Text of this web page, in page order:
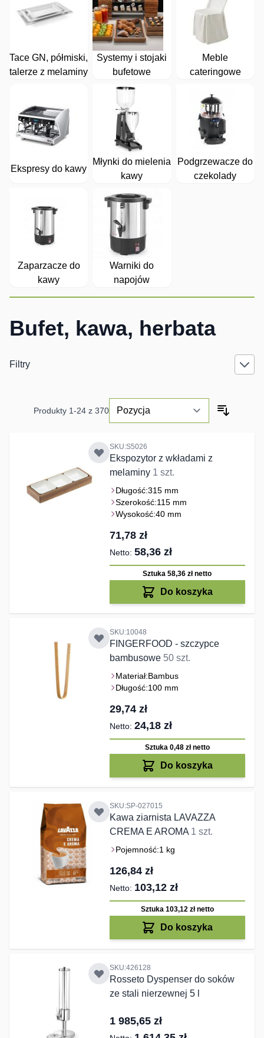
Tace GN, półmiski,
talerze z melaminy
Systemy i stojaki
bufetowe
Meble
cateringowe
Ekspresy do kawy
Młynki do mielenia
kawy
Podgrzewacze do
czekolady
Zaparzacze do
kawy
Warniki do
napojów
Bufet, kawa, herbata
Filtry
Produkty 1-24 z 370
SKU:S5026
Ekspozytor z wkładami z
melaminy 1 szt.
Długość:315 mm
Szerokość:115 mm
Wysokość:40 mm
71,78 zł
58,36 zł
Sztuka 58,36 złnetto
Do koszyka
SKU:10048
FINGERFOOD - szczypce
bambusowe 50 szt.
Materiał:Bambus
Długość:100 mm
29,74 zł
24,18 zł
Sztuka 0,48 złnetto
Do koszyka
SKU:SP-027015
Kawa ziarnista LAVAZZA
CREMA E AROMA 1 szt.
Pojemność:1 kg
126,84 zł
103,12 zł
Sztuka 103,12 złnetto
Do koszyka
SKU:426128
Rosseto Dyspenser do soków
ze stali nierzewnej 5 l
1 985,65 zł